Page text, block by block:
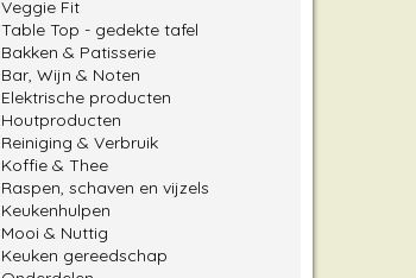
Veggie Fit
Table Top - gedekte tafel
Bakken & Patisserie
Bar, Wijn & Noten
Elektrische producten
Houtproducten
Reiniging & Verbruik
Koffie & Thee
Raspen, schaven en vijzels
Keukenhulpen
Mooi & Nuttig
Keuken gereedschap